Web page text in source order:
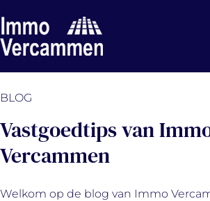
BLOG
Vastgoedtips van
Vercammen
Welkom op de blog van Immo